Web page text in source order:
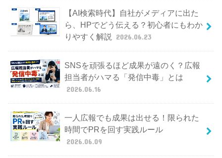
【AI検索時代】自社がメディアに出た
ら、HPでどう伝える？初心者にもわか
りやすく解説
2026.06.23
SNSを頑張るほど成果が遠のく？広報
担当者がハマる「発信中毒」とは
2026.06.16
一人広報でも成果は出せる！限られた
時間でPRを回す実践ルール
2026.06.09